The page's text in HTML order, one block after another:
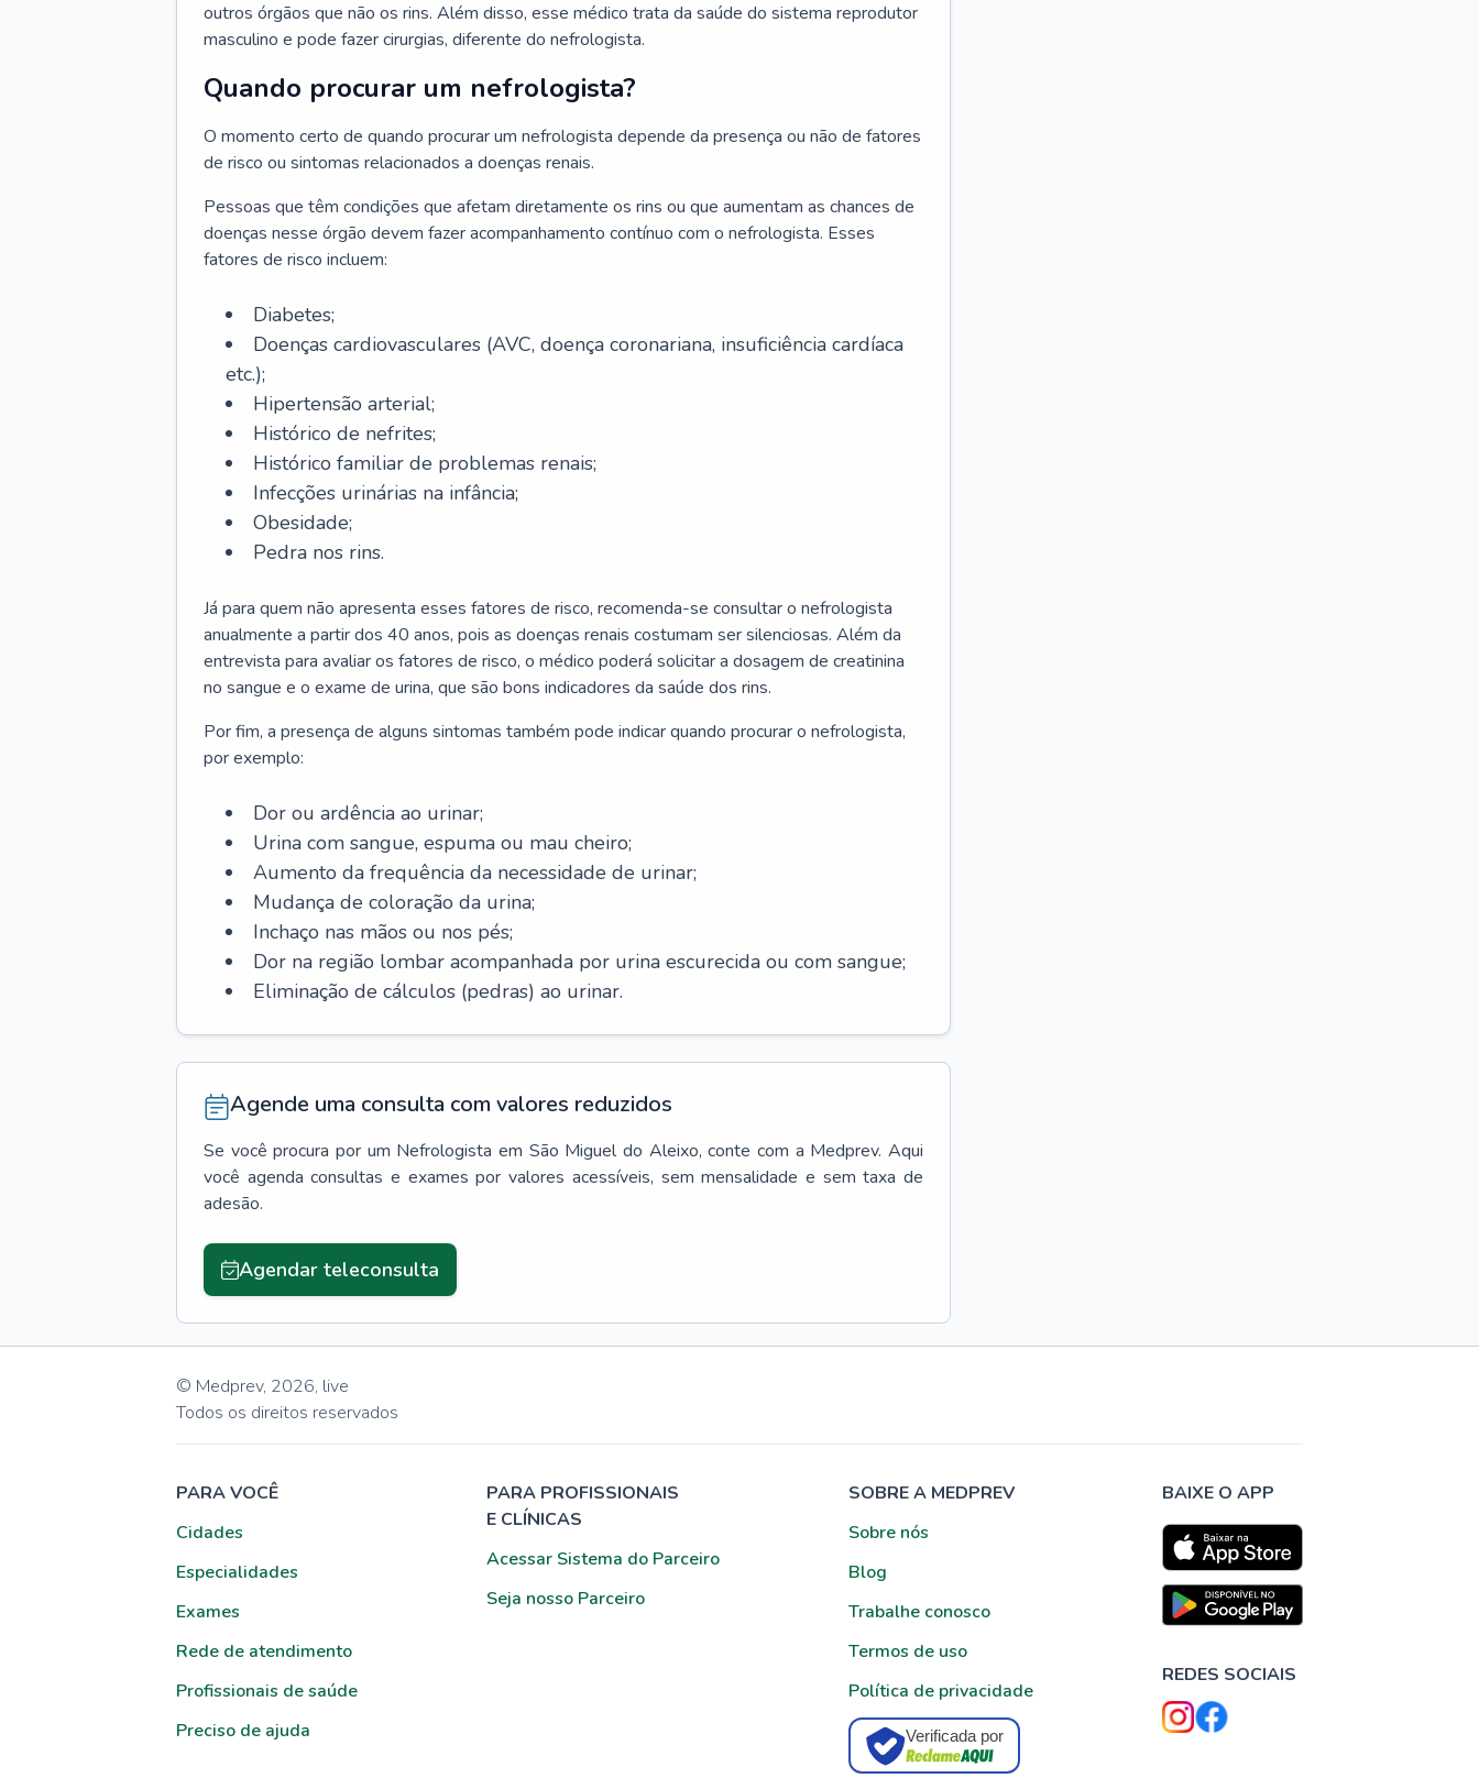
outros órgãos que não os rins. Além disso, esse médico trata da saúde do sistema reprodutor
masculino e pode fazer cirurgias, diferente do nefrologista.
Quando procurar um nefrologista?
O momento certo de quando procurar um nefrologista depende da presença ou não de fatores
de risco ou sintomas relacionados a doenças renais.
Pessoas que têm condições que afetam diretamente os rins ou que aumentam as chances de
doenças nesse órgão devem fazer acompanhamento contínuo com o nefrologista. Esses
fatores de risco incluem:
Diabetes;
Doenças cardiovasculares (AVC, doença coronariana, insuficiência cardíaca
etc.);
Hipertensão arterial;
Histórico de nefrites;
Histórico familiar de problemas renais;
Infecções urinárias na infância;
Obesidade;
Pedra nos rins.
Já para quem não apresenta esses fatores de risco, recomenda-se consultar o nefrologista
anualmente a partir dos 40 anos, pois as doenças renais costumam ser silenciosas. Além da
entrevista para avaliar os fatores de risco, o médico poderá solicitar a dosagem de creatinina
no sangue e o exame de urina, que são bons indicadores da saúde dos rins.
Por fim, a presença de alguns sintomas também pode indicar quando procurar o nefrologista,
por exemplo:
Dor ou ardência ao urinar;
Urina com sangue, espuma ou mau cheiro;
Aumento da frequência da necessidade de urinar;
Mudança de coloração da urina;
Inchaço nas mãos ou nos pés;
Dor na região lombar acompanhada por urina escurecida ou com sangue;
Eliminação de cálculos (pedras) ao urinar.
Agende uma consulta com valores reduzidos
Se você procura por um Nefrologista em São Miguel do Aleixo, conte com a Medprev. Aqui
você agenda consultas e exames por valores acessíveis, sem mensalidade e sem taxa de
adesão.
Agendar teleconsulta
© Medprev, 2026, live
Todos os direitos reservados
PARA VOCÊ
Cidades
Especialidades
Exames
Rede de atendimento
Profissionais de saúde
Preciso de ajuda
PARA PROFISSIONAIS
E CLÍNICAS
Acessar Sistema do Parceiro
Seja nosso Parceiro
SOBRE A MEDPREV
Sobre nós
Blog
Trabalhe conosco
Termos de uso
Política de privacidade
Verificada por
BAIXE O APP
REDES SOCIAIS